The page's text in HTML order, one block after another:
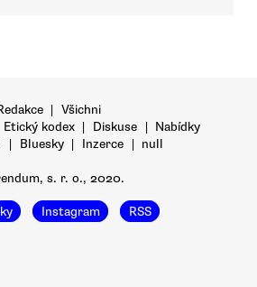
| Všichni
Etický kodex | Diskuse | Nabídky
| Bluesky | Inzerce | null
s. r. o., 2020.
Instagram RSS